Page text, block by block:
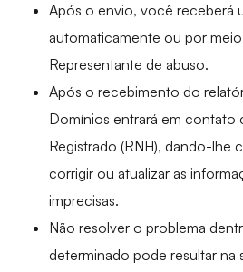
Após o envio, você receberá
automaticamente ou por
Representante de abuso.
Após o recebimento do
Domínios entrará em contato
Registrado (RNH), dando-lhe
corrigir ou atualizar as
imprecisas.
Não resolver o problema
determinado pode resultar na